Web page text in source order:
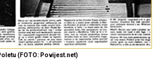
(FOTO: Povijest.net)